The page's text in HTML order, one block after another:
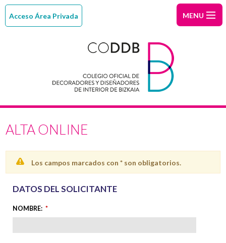
ALTA ONLINE
Los campos marcados con * son obligatorios.
DATOS DEL SOLICITANTE
NOMBRE: *
MENU
Índice
colegiados
Área
colegiado
Contacto
Magazine